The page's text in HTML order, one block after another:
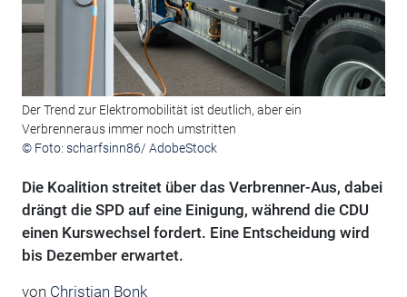
Der Trend zur Elektromobilität ist deutlich, aber ein
Verbrenneraus immer noch umstritten
© Foto: scharfsinn86/ AdobeStock
Die Koalition streitet über das Verbrenner-Aus, dabei
drängt die SPD auf eine Einigung, während die CDU
einen Kurswechsel fordert. Eine Entscheidung wird
bis Dezember erwartet.
von Christian Bonk